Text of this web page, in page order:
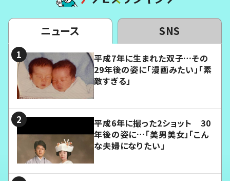
ニュース SNS
平成7年に生まれた双子…その
29年後の姿に「漫画みたい」「素
敵すぎる」
平成6年に撮った2ショット 30
年後の姿に…「美男美女」「こん
な夫婦になりたい」